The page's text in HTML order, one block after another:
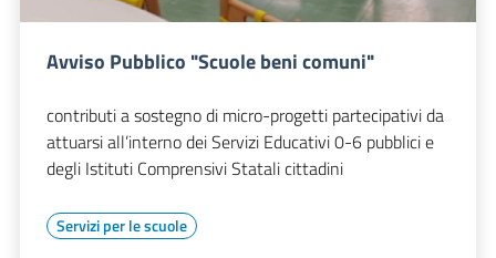
Avviso Pubblico "Scuole beni comuni"
contributi a sostegno di micro-progetti partecipativi da
attuarsi all’interno dei Servizi Educativi 0-6 pubblici e
degli Istituti Comprensivi Statali cittadini
Servizi per le scuole